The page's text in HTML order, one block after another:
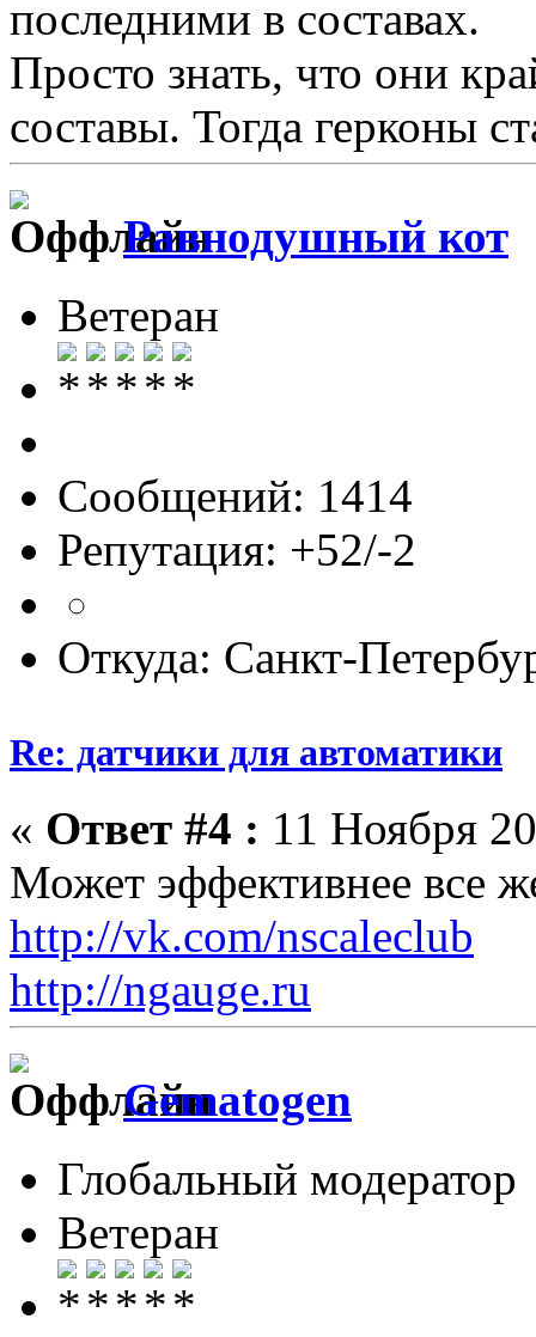
последними в составах.
Просто знать, что они
составы. Тогда герконы
Равнодушный кот
Ветеран
Сообщений: 1414
Репутация: +52/-2
Откуда: Санкт-
Re: датчики для автоматики
« Ответ #4 : 11 Ноября
Может эффективнее все
http://vk.com/nscaleclub
http://ngauge.ru
Gematogen
Глобальный модератор
Ветеран